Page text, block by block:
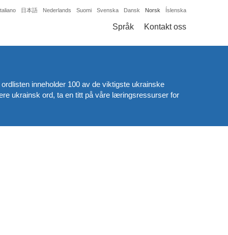
日本語 Nederlands Suomi Svenska Dansk Norsk Íslenska
Språk Kontakt oss
inneholder 100 av de viktigste ukrainske
ukrainsk ord, ta en titt på våre læringsressurser for